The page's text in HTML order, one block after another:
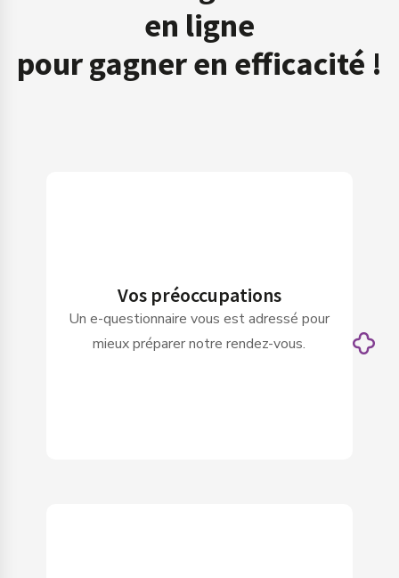
en ligne
pour gagner en efficacité !
Vos préoccupations
Un e-questionnaire vous est adressé pour
mieux préparer notre rendez-vous.